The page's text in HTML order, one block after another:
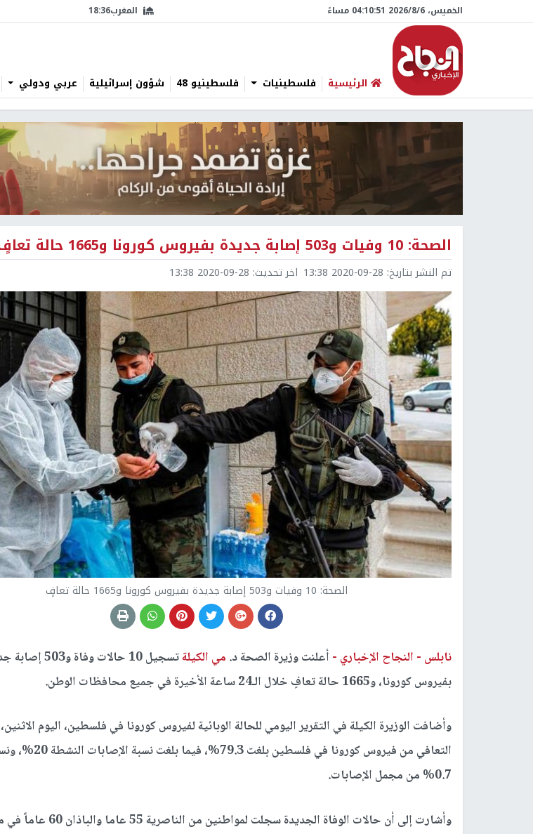
الخميس، 6/‏8/‏2026 04:10:52 مساءً المغرب18:36
الرئيسية فلسطينيات فلسطينيو 48 شؤون إسرائيلية عربي ودولي
الصحة: 10 وفيات و503 إصابة جديدة بفيروس كورونا و1665 حالة تعافٍ
تم النشر بتاريخ: 2020-09-28 13:38 اخر تحديث: 2020-09-28 13:38
الصحة: 10 وفيات و503 إصابة جديدة بفيروس كورونا و1665 حالة تعافٍ
نابلس - النجاح الإخباري - أعلنت وزيرة الصحة د. مي الكيلة
تسجيل 10 حالات وفاة
بفيروس كورونا، و1665 حالة تعافٍ خلال الـ24 ساعة الأخيرة في جميع محافظات الوطن.
وأضافت الوزيرة الكيلة في التقرير اليومي للحالة الوبائية لفيروس كورونا في فلسطين، اليوم
التعافي من فيروس كورونا في
0.7% من مجمل الإصابات.
وأشارت إلى أن حالات الوفاة الجديدة سجلت